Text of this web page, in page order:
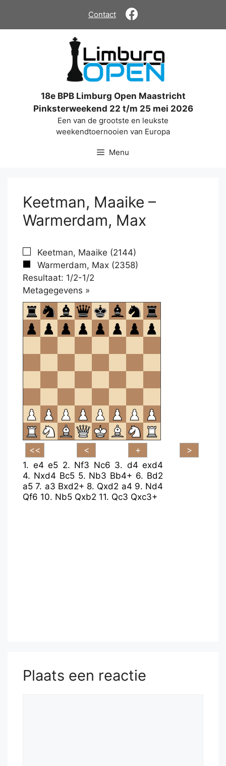
de
Contact
18e BPB Limburg Open Maastricht
Pinksterweekend 22 t/m 25 mei 2026
Een van de grootste en leukste
weekendtoernooien van Europa
Menu
Keetman, Maaike –
Warmerdam, Max
Keetman, Maaike (2144)
Warmerdam, Max (2358)
Resultaat: 1/2-1/2
Metagegevens »
om
te
openen.
1. e4 e5 2. Nf3 Nc6 3. d4 exd4
4. Nxd4 Bc5 5. Nb3 Bb4+ 6. Bd2
a5 7. a3 Bxd2+ 8. Qxd2 a4 9. Nd4
Qf6 10. Nb5 Qxb2 11. Qc3 Qxc3+
Plaats een reactie